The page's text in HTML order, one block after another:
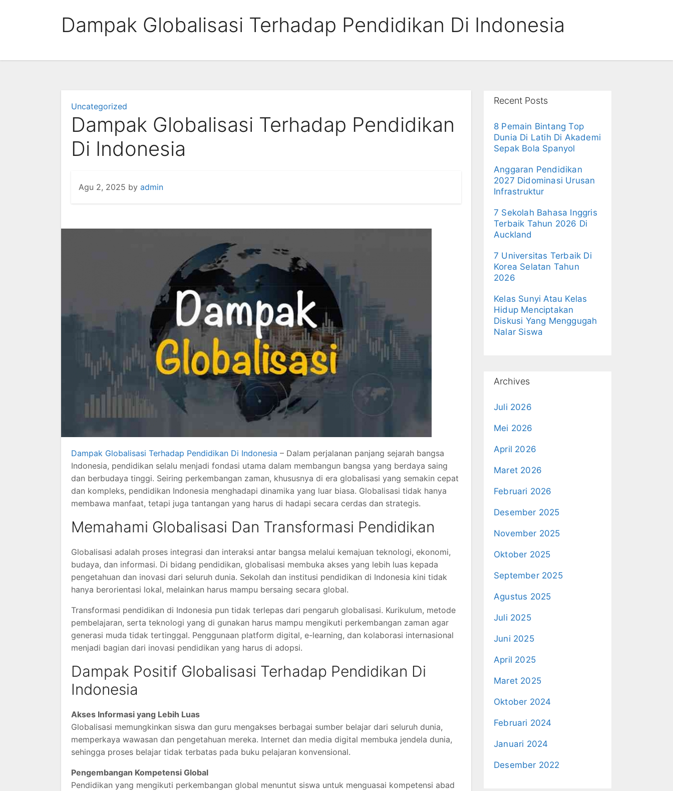
Dampak Globalisasi Terhadap Pendidikan Di Indonesia
Uncategorized
Dampak Globalisasi Terhadap Pendidikan
Di Indonesia
Agu 2, 2025 by admin
Dampak Globalisasi Terhadap Pendidikan Di Indonesia – Dalam perjalanan panjang sejarah bangsa
Indonesia, pendidikan selalu menjadi fondasi utama dalam membangun bangsa yang berdaya saing
dan berbudaya tinggi. Seiring perkembangan zaman, khususnya di era globalisasi yang semakin cepat
dan kompleks, pendidikan Indonesia menghadapi dinamika yang luar biasa. Globalisasi tidak hanya
membawa manfaat, tetapi juga tantangan yang harus di hadapi secara cerdas dan strategis.
Memahami Globalisasi Dan Transformasi Pendidikan
Globalisasi adalah proses integrasi dan interaksi antar bangsa melalui kemajuan teknologi, ekonomi,
budaya, dan informasi. Di bidang pendidikan, globalisasi membuka akses yang lebih luas kepada
pengetahuan dan inovasi dari seluruh dunia. Sekolah dan institusi pendidikan di Indonesia kini tidak
hanya berorientasi lokal, melainkan harus mampu bersaing secara global.
Transformasi pendidikan di Indonesia pun tidak terlepas dari pengaruh globalisasi. Kurikulum, metode
pembelajaran, serta teknologi yang di gunakan harus mampu mengikuti perkembangan zaman agar
generasi muda tidak tertinggal. Penggunaan platform digital, e-learning, dan kolaborasi internasional
menjadi bagian dari inovasi pendidikan yang harus di adopsi.
Dampak Positif Globalisasi Terhadap Pendidikan Di
Indonesia
Akses Informasi yang Lebih Luas
Globalisasi memungkinkan siswa dan guru mengakses berbagai sumber belajar dari seluruh dunia,
memperkaya wawasan dan pengetahuan mereka. Internet dan media digital membuka jendela dunia,
sehingga proses belajar tidak terbatas pada buku pelajaran konvensional.
Pengembangan Kompetensi Global
Pendidikan yang mengikuti perkembangan global menuntut siswa untuk menguasai kompetensi abad
Recent Posts
8 Pemain Bintang Top
Dunia Di Latih Di Akademi
Sepak Bola Spanyol
Anggaran Pendidikan
2027 Didominasi Urusan
Infrastruktur
7 Sekolah Bahasa Inggris
Terbaik Tahun 2026 Di
Auckland
7 Universitas Terbaik Di
Korea Selatan Tahun
2026
Kelas Sunyi Atau Kelas
Hidup Menciptakan
Diskusi Yang Menggugah
Nalar Siswa
Archives
Juli 2026
Mei 2026
April 2026
Maret 2026
Februari 2026
Desember 2025
November 2025
Oktober 2025
September 2025
Agustus 2025
Juli 2025
Juni 2025
April 2025
Maret 2025
Oktober 2024
Februari 2024
Januari 2024
Desember 2022